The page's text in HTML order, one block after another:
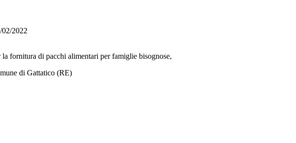
2022
fornitura di pacchi alimentari per famiglie bisognose,
di Gattatico (RE)